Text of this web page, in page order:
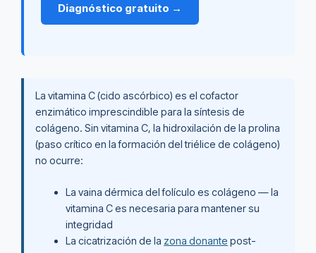
Diagnóstico gratuito →
La vitamina C (cido ascórbico) es el cofactor
enzimático imprescindible para la síntesis de
colágeno. Sin vitamina C, la hidroxilación de la prolina
(paso crítico en la formación del triélice de colágeno)
no ocurre:
La vaina dérmica del folículo es colágeno — la
vitamina C es necesaria para mantener su
integridad
La cicatrización de la zona donante post-